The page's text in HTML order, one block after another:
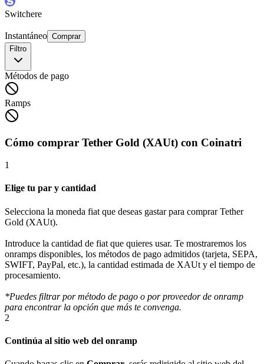
Switchere
Instantáneo Comprar
Filtro
Métodos de pago
Ramps
Cómo comprar Tether Gold (XAUt) con Coinatri
1
Elige tu par y cantidad
Selecciona la moneda fiat que deseas gastar para comprar Tether
Gold (XAUt).
Introduce la cantidad de fiat que quieres usar. Te mostraremos los
onramps disponibles, los métodos de pago admitidos (tarjeta, SEPA,
SWIFT, PayPal, etc.), la cantidad estimada de XAUt y el tiempo de
procesamiento.
*Puedes filtrar por método de pago o por proveedor de onramp
para encontrar la opción que más te convenga.
2
Continúa al sitio web del onramp